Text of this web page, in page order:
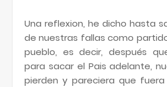
Una reflexion, he dicho hasta
de nuestras fallas como
pueblo, es decir, después
para sacar el Pais adelante,
pierden y pareciera que